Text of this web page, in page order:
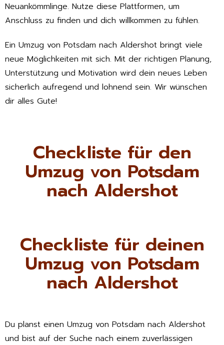
Neuankömmlinge. Nutze diese Plattformen, um
Anschluss zu finden und dich willkommen zu fühlen.
Ein Umzug von Potsdam nach Aldershot bringt viele
neue Möglichkeiten mit sich. Mit der richtigen Planung,
Unterstützung und Motivation wird dein neues Leben
sicherlich aufregend und lohnend sein. Wir wünschen
dir alles Gute!
Checkliste für den
Umzug von Potsdam
nach Aldershot
Checkliste für deinen
Umzug von Potsdam
nach Aldershot
Du planst einen Umzug von Potsdam nach Aldershot
und bist auf der Suche nach einem zuverlässigen